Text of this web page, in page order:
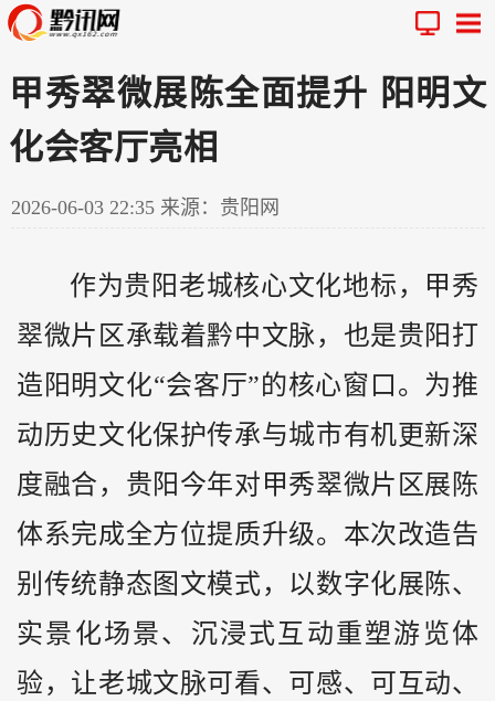
甲秀翠微展陈全面提升 阳明文
化会客厅亮相
2026-06-03 22:35 来源：贵阳网
作为贵阳老城核心文化地标，甲秀
翠微片区承载着黔中文脉，也是贵阳打
造阳明文化“会客厅”的核心窗口。为推
动历史文化保护传承与城市有机更新深
度融合，贵阳今年对甲秀翠微片区展陈
体系完成全方位提质升级。本次改造告
别传统静态图文模式，以数字化展陈、
实景化场景、沉浸式互动重塑游览体
验，让老城文脉可看、可感、可互动、